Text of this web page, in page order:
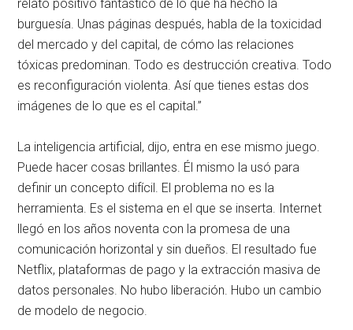
relato positivo fantástico de lo que ha hecho la
burguesía. Unas páginas después, habla de la toxicidad
del mercado y del capital, de cómo las relaciones
tóxicas predominan. Todo es destrucción creativa. Todo
es reconfiguración violenta. Así que tienes estas dos
imágenes de lo que es el capital.”
La inteligencia artificial, dijo, entra en ese mismo juego.
Puede hacer cosas brillantes. Él mismo la usó para
definir un concepto difícil. El problema no es la
herramienta. Es el sistema en el que se inserta. Internet
llegó en los años noventa con la promesa de una
comunicación horizontal y sin dueños. El resultado fue
Netflix, plataformas de pago y la extracción masiva de
datos personales. No hubo liberación. Hubo un cambio
de modelo de negocio.